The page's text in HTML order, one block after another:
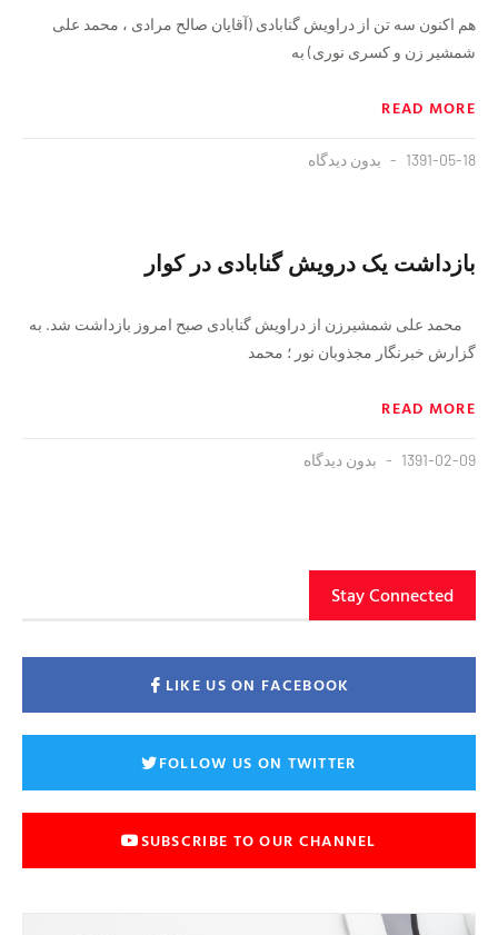
هم اکنون سه تن از دراویش گنابادی (آقایان صالح مرادی ، محمد علی
شمشیر زن و کسری نوری) به
READ MORE
1391-05-18 بدون دیدگاه
بازداشت یک درویش گنابادی در کوار
محمد علی شمشیرزن از دراویش گنابادی صبح امروز بازداشت شد. به
گزارش خبرنگار مجذوبان نور ؛ محمد
READ MORE
1391-02-09 بدون دیدگاه
Stay Connected
LIKE US ON FACEBOOK
FOLLOW US ON TWITTER
SUBSCRIBE TO OUR CHANNEL